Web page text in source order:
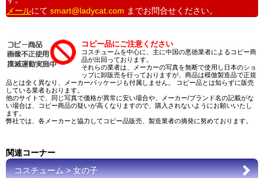
メールにて smart@ladycat.com までお問合せください。
コピー品にご注意ください
コスチュームを中心に、主に中国の悪徳業者によるコピー商
品が出回っております。
それらの業者は、メーカーの写真を無断で使用し日本のショ
ップに卸販売を行っておりますが、商品は模倣製造品で正規
品とは全く異なり、メーカーパッケージも付属しません。 コピー品とは知らずに販売
している業者もおります。
他のサイトで、同じ写真で価格が異常に安い場合や、メーカー/ブランド名の記載がな
い場合は、コピー商品の疑いが高くなりますので、購入されないようにお願いいたし
ます。
弊社では、各メーカーと協力してコピー品販売、製造業者の摘発に努めております。
関連コーナー
コスチューム > 女の子